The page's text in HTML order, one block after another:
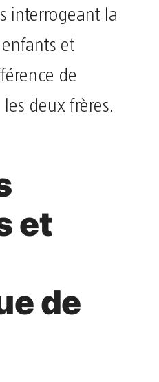
interrogeant la
et
de
deux frères.
et
de